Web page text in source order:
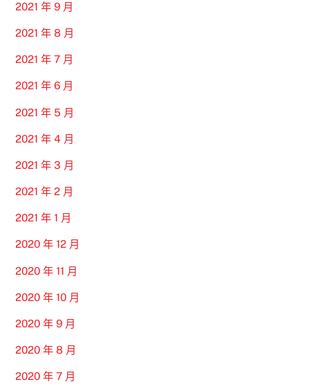
2021 年 9 月
2021 年 8 月
2021 年 7 月
2021 年 6 月
2021 年 5 月
2021 年 4 月
2021 年 3 月
2021 年 2 月
2021 年 1 月
2020 年 12 月
2020 年 11 月
2020 年 10 月
2020 年 9 月
2020 年 8 月
2020 年 7 月